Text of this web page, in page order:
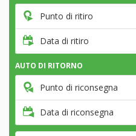
Punto di ritiro
Data di ritiro
AUTO DI RITORNO
Punto di riconsegna
Data di riconsegna